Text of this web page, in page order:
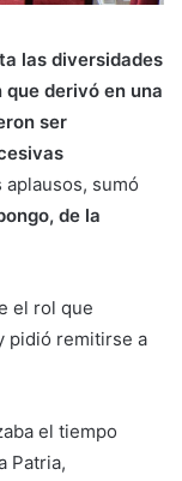
las diversidades
derivó en una
ser
sumó
de la
el rol que
pidió remitirse a
el tiempo
Patria,